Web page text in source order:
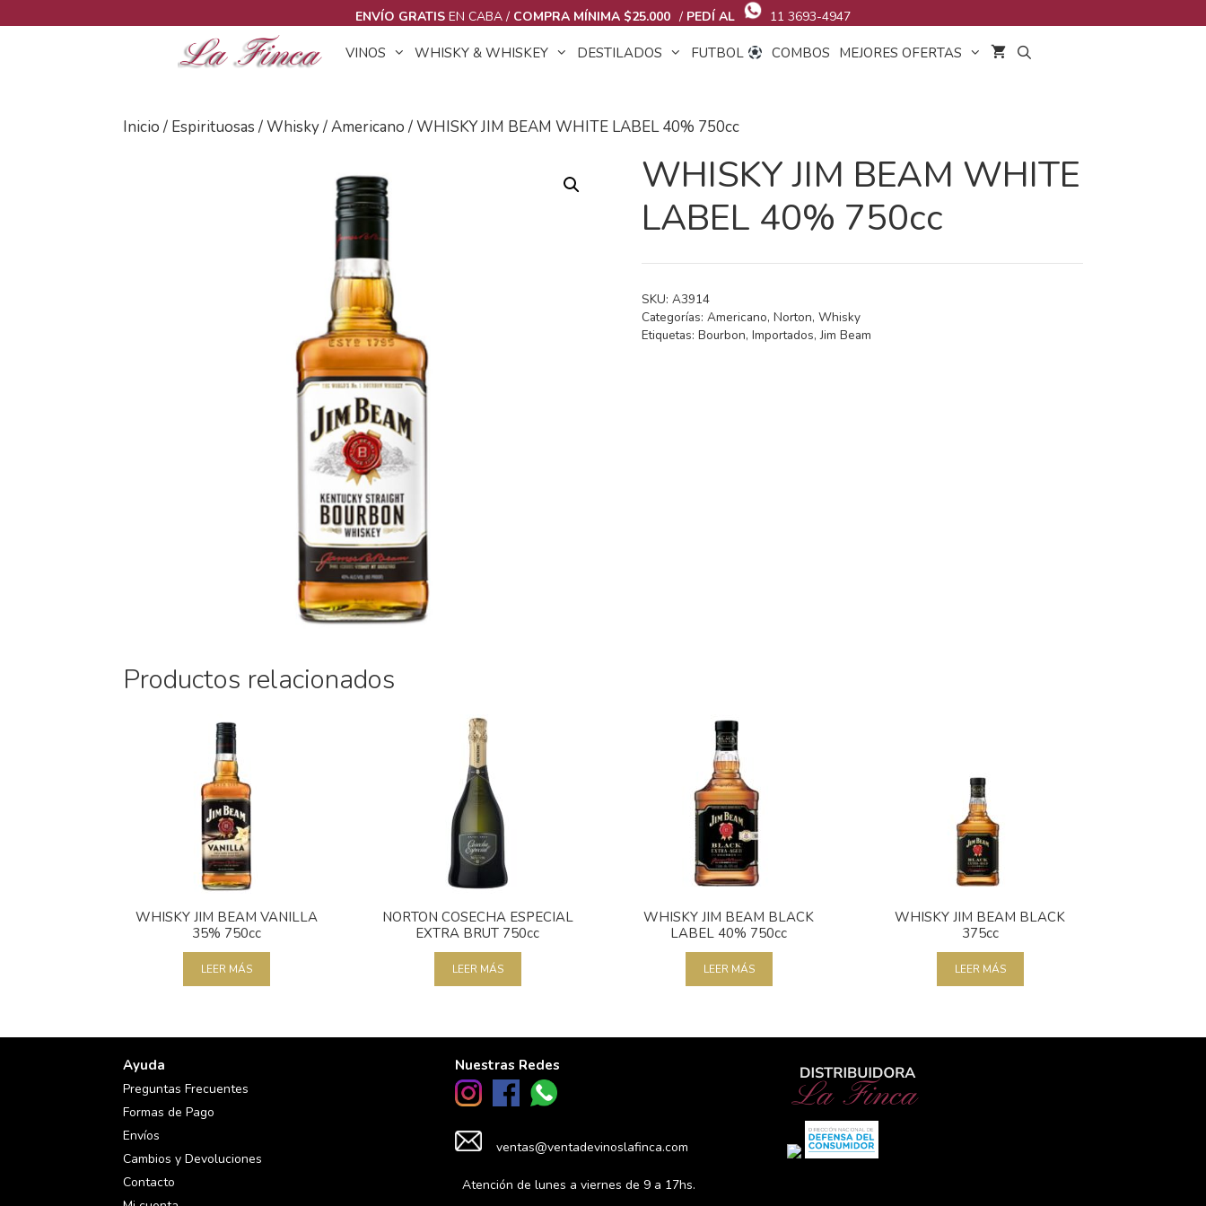
al
ENVÍO GRATIS EN CABA / COMPRA MÍNIMA $25.000 / PEDÍ AL 11 3693-4947
VINOS WHISKY & WHISKEY DESTILADOS FUTBOL COMBOS MEJORES OFERTAS
Inicio/ Espirituosas/Whisky/Americano/ WHISKY JIM BEAM WHITE LABEL 40% 750cc
WHISKY JIM BEAM WHITE
LABEL 40% 750cc
SKU: A3914
Categorías: Americano, Norton, Whisky
Etiquetas: Bourbon, Importados,Jim Beam
Productos relacionados
WHISKY JIM BEAM VANILLA
35% 750cc
LEER MÁS
NORTON COSECHA ESPECIAL
EXTRA BRUT 750cc
LEER MÁS
WHISKY JIM BEAM BLACK
LABEL 40% 750cc
LEER MÁS
WHISKY JIM BEAM BLACK
375cc
LEER MÁS
Ayuda
Preguntas Frecuentes
Formas de Pago
Envíos
Cambios y Devoluciones
Contacto
Nuestras Redes
ventas@ventadevinoslafinca.com
Atención de lunes a viernes de 9 a 17hs.